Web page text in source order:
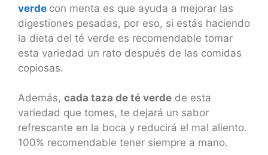
verde con menta es que ayuda a mejorar las
digestiones pesadas, por eso, si estás haciendo
la dieta del té verde es recomendable tomar
esta variedad un rato después de las comidas
copiosas.
Además, cada taza de té verde de esta
variedad que tomes, te dejará un sabor
refrescante en la boca y reducirá el mal aliento.
100% recomendable tener siempre a mano.